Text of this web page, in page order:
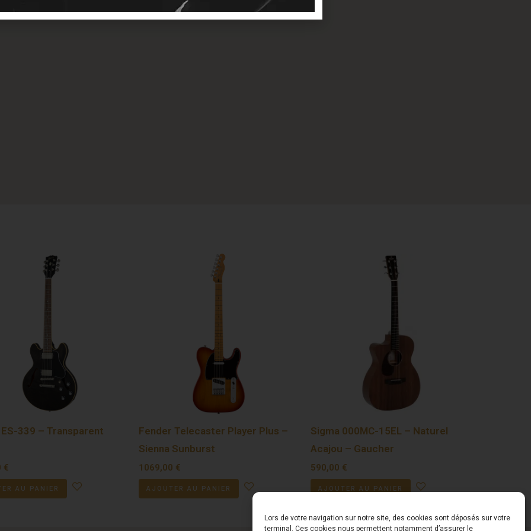
Lors de votre navigation sur notre site, des cookies sont déposés sur votre
terminal. Ces cookies nous permettent notamment d’assurer le
339 – Transparent
€
AU PANIER
Fender Telecaster Player Plus –
Sienna Sunburst
1069,00 €
AJOUTER AU PANIER
Sigma 000MC-15EL – Naturel
Acajou – Gaucher
590,00 €
AJOUTER AU PANIER